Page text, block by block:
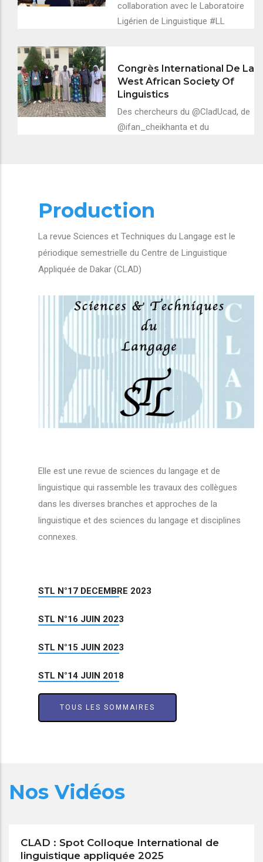
collaboration avec le Laboratoire
Ligérien de Linguistique #LL
Congrès International De La
West African Society Of
Linguistics
Des chercheurs du @CladUcad, de
@ifan_cheikhanta et du
Production
La revue Sciences et Techniques du Langage est le
périodique semestrielle du Centre de Linguistique
Appliquée de Dakar (CLAD)
Elle est une revue de sciences du langage et de
linguistique qui rassemble les travaux des collègues
dans les diverses branches et approches de la
linguistique et des sciences du langage et disciplines
connexes.
STL N°17 DECEMBRE 2023
STL N°16 JUIN 2023
STL N°15 JUIN 2023
STL N°14 JUIN 2018
TOUS LES SOMMAIRES
Nos Vidéos
CLAD : Spot Colloque International de
linguistique appliquée 2025